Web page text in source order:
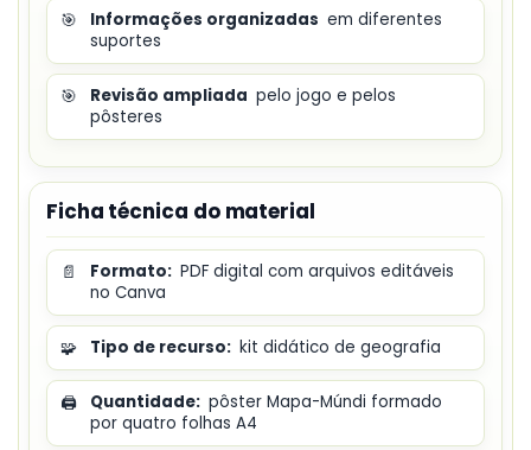
🎯 Informações organizadas em diferentes
suportes
🎯 Revisão ampliada pelo jogo e pelos
pôsteres
Ficha técnica do material
📄 Formato: PDF digital com arquivos editáveis
no Canva
🧩 Tipo de recurso: kit didático de geografia
🖨️ Quantidade: pôster Mapa-Múndi formado
por quatro folhas A4